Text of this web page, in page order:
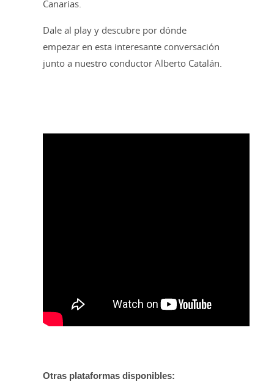
Canarias.
Dale al play y descubre por dónde
empezar en esta interesante conversación
junto a nuestro conductor Alberto Catalán.
Otras plataformas disponibles: